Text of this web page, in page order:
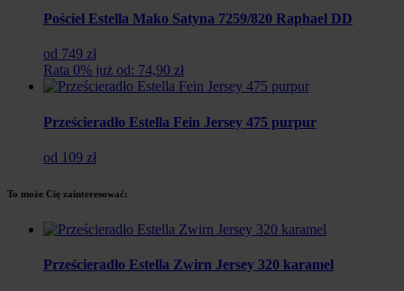
zł.
zł.
Pościel Estella Mako Satyna 7259/820 Raphael DD
od 749 zł
Rata 0% już od: 74,90 zł
Prześcieradło Estella Fein Jersey 475 purpur
od 109 zł
To może Cię zainteresować:
Prześcieradło Estella Zwirn Jersey 320 karamel